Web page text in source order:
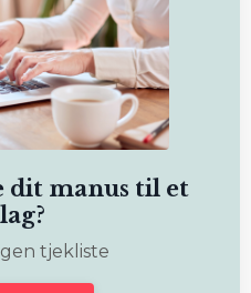
dit manus til et
tjekliste